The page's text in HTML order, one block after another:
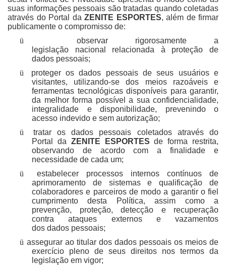
suas informações pessoais são tratadas quando coletadas
através do Portal da ZENITE ESPORTES, além de firmar
publicamente o compromisso de:
ü
observar rigorosamente a
legislação nacional relacionada à proteção de
dados pessoais;
ü
proteger os dados pessoais de seus usuários e
visitantes, utilizando-se dos meios razoáveis e
ferramentas tecnológicas disponíveis para garantir,
da melhor forma possível a sua confidencialidade,
integralidade e disponibilidade, prevenindo o
acesso indevido e sem autorização;
ü
tratar os dados pessoais coletados através do
Portal da ZENITE ESPORTES de forma restrita,
observando de acordo com a finalidade e
necessidade de cada um;
ü
estabelecer processos internos contínuos de
aprimoramento de sistemas e qualificação de
colaboradores e parceiros de modo a garantir o fiel
cumprimento desta Política, assim como a
prevenção, proteção, detecção e recuperação
contra ataques externos e vazamentos
dos dados pessoais;
ü assegurar ao titular dos dados pessoais os meios de
exercício pleno de seus direitos nos termos da
legislação em vigor;